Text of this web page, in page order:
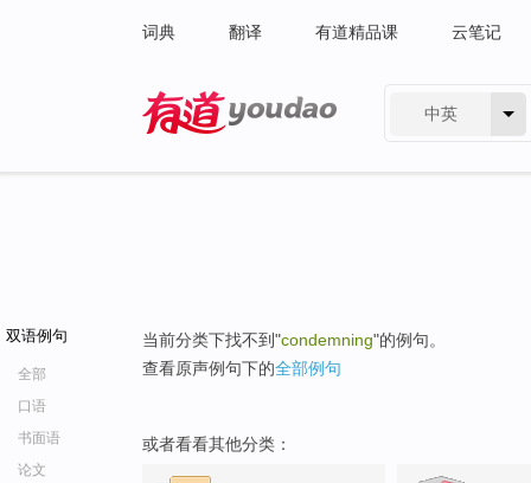
词典 翻译 有道精品课 云笔记
中英
双语例句
全部
口语
书面语
论文
当前分类下找不到"condemning"的例句。
查看原声例句下的全部例句
或者看看其他分类：